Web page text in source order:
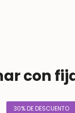
con
30%DE DESCUENTO